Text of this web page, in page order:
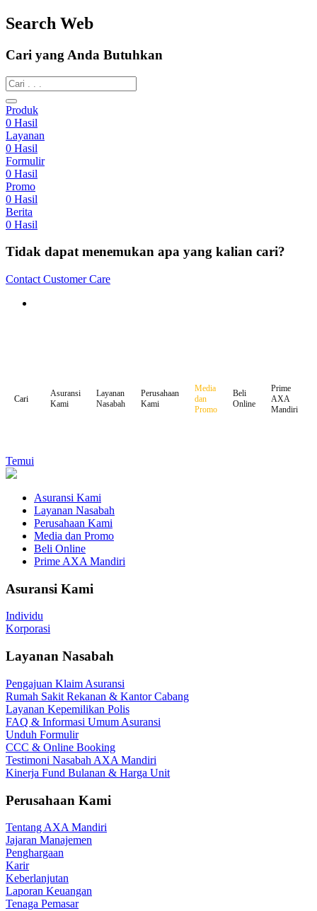
Search Web
Cari yang Anda Butuhkan
Produk
0 Hasil
Layanan
0 Hasil
Formulir
0 Hasil
Promo
0 Hasil
Berita
0 Hasil
Tidak dapat menemukan apa yang kalian cari?
Contact Customer Care
Cari
Asuransi
Kami
Layanan
Nasabah
Perusahaan
Kami
Media
dan
Promo
Beli
Online
Prime
AXA
Mandiri
Temui
Asuransi Kami
Layanan Nasabah
Perusahaan Kami
Media dan Promo
Beli Online
Prime AXA Mandiri
Asuransi Kami
Individu
Korporasi
Layanan Nasabah
Pengajuan Klaim Asuransi
Rumah Sakit Rekanan & Kantor Cabang
Layanan Kepemilikan Polis
FAQ & Informasi Umum Asuransi
Unduh Formulir
CCC & Online Booking
Testimoni Nasabah AXA Mandiri
Kinerja Fund Bulanan & Harga Unit
Perusahaan Kami
Tentang AXA Mandiri
Jajaran Manajemen
Penghargaan
Karir
Keberlanjutan
Laporan Keuangan
Tenaga Pemasar